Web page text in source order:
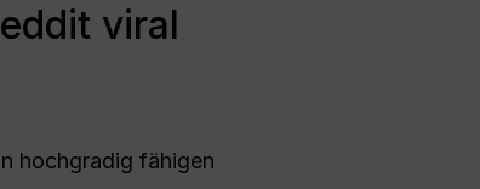
viral
hochgradig fähigen